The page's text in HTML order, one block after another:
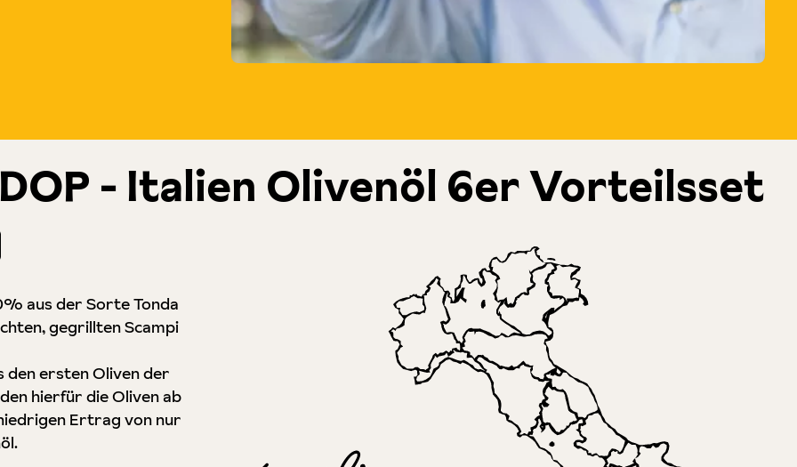
- Italien Olivenöl 6er Vorteilsset
aus der Sorte Tonda
gegrillten Scampi
den ersten Oliven der
hierfür die Oliven ab
Ertrag von nur